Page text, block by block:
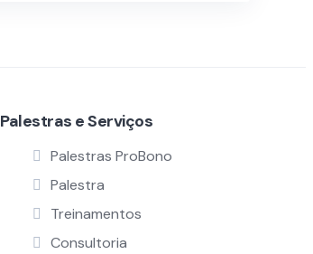
Palestras e Serviços
Palestras ProBono
Palestra
Treinamentos
Consultoria